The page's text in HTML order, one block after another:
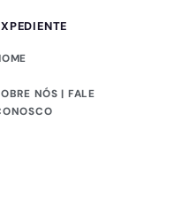
NÓS | FALE